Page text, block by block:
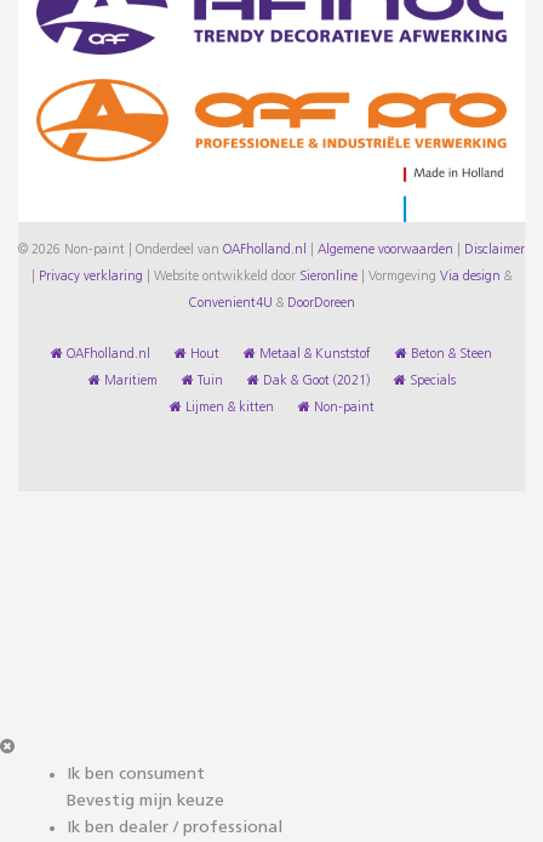
© 2026 Non-paint | Onderdeel van OAFholland.nl Algemene voorwaarden Disclaimer
Privacy verklaring Website ontwikkeld door Sieronline Vormgeving Via design &
Convenient4U & DoorDoreen
OAFholland.nl Hout Metaal & Kunststof Beton & Steen
Maritiem Tuin Dak & Goot (2021) Specials
Lijmen & kitten Non-paint
Ik ben consument
Bevestig mijn keuze
Ik ben dealer / professional